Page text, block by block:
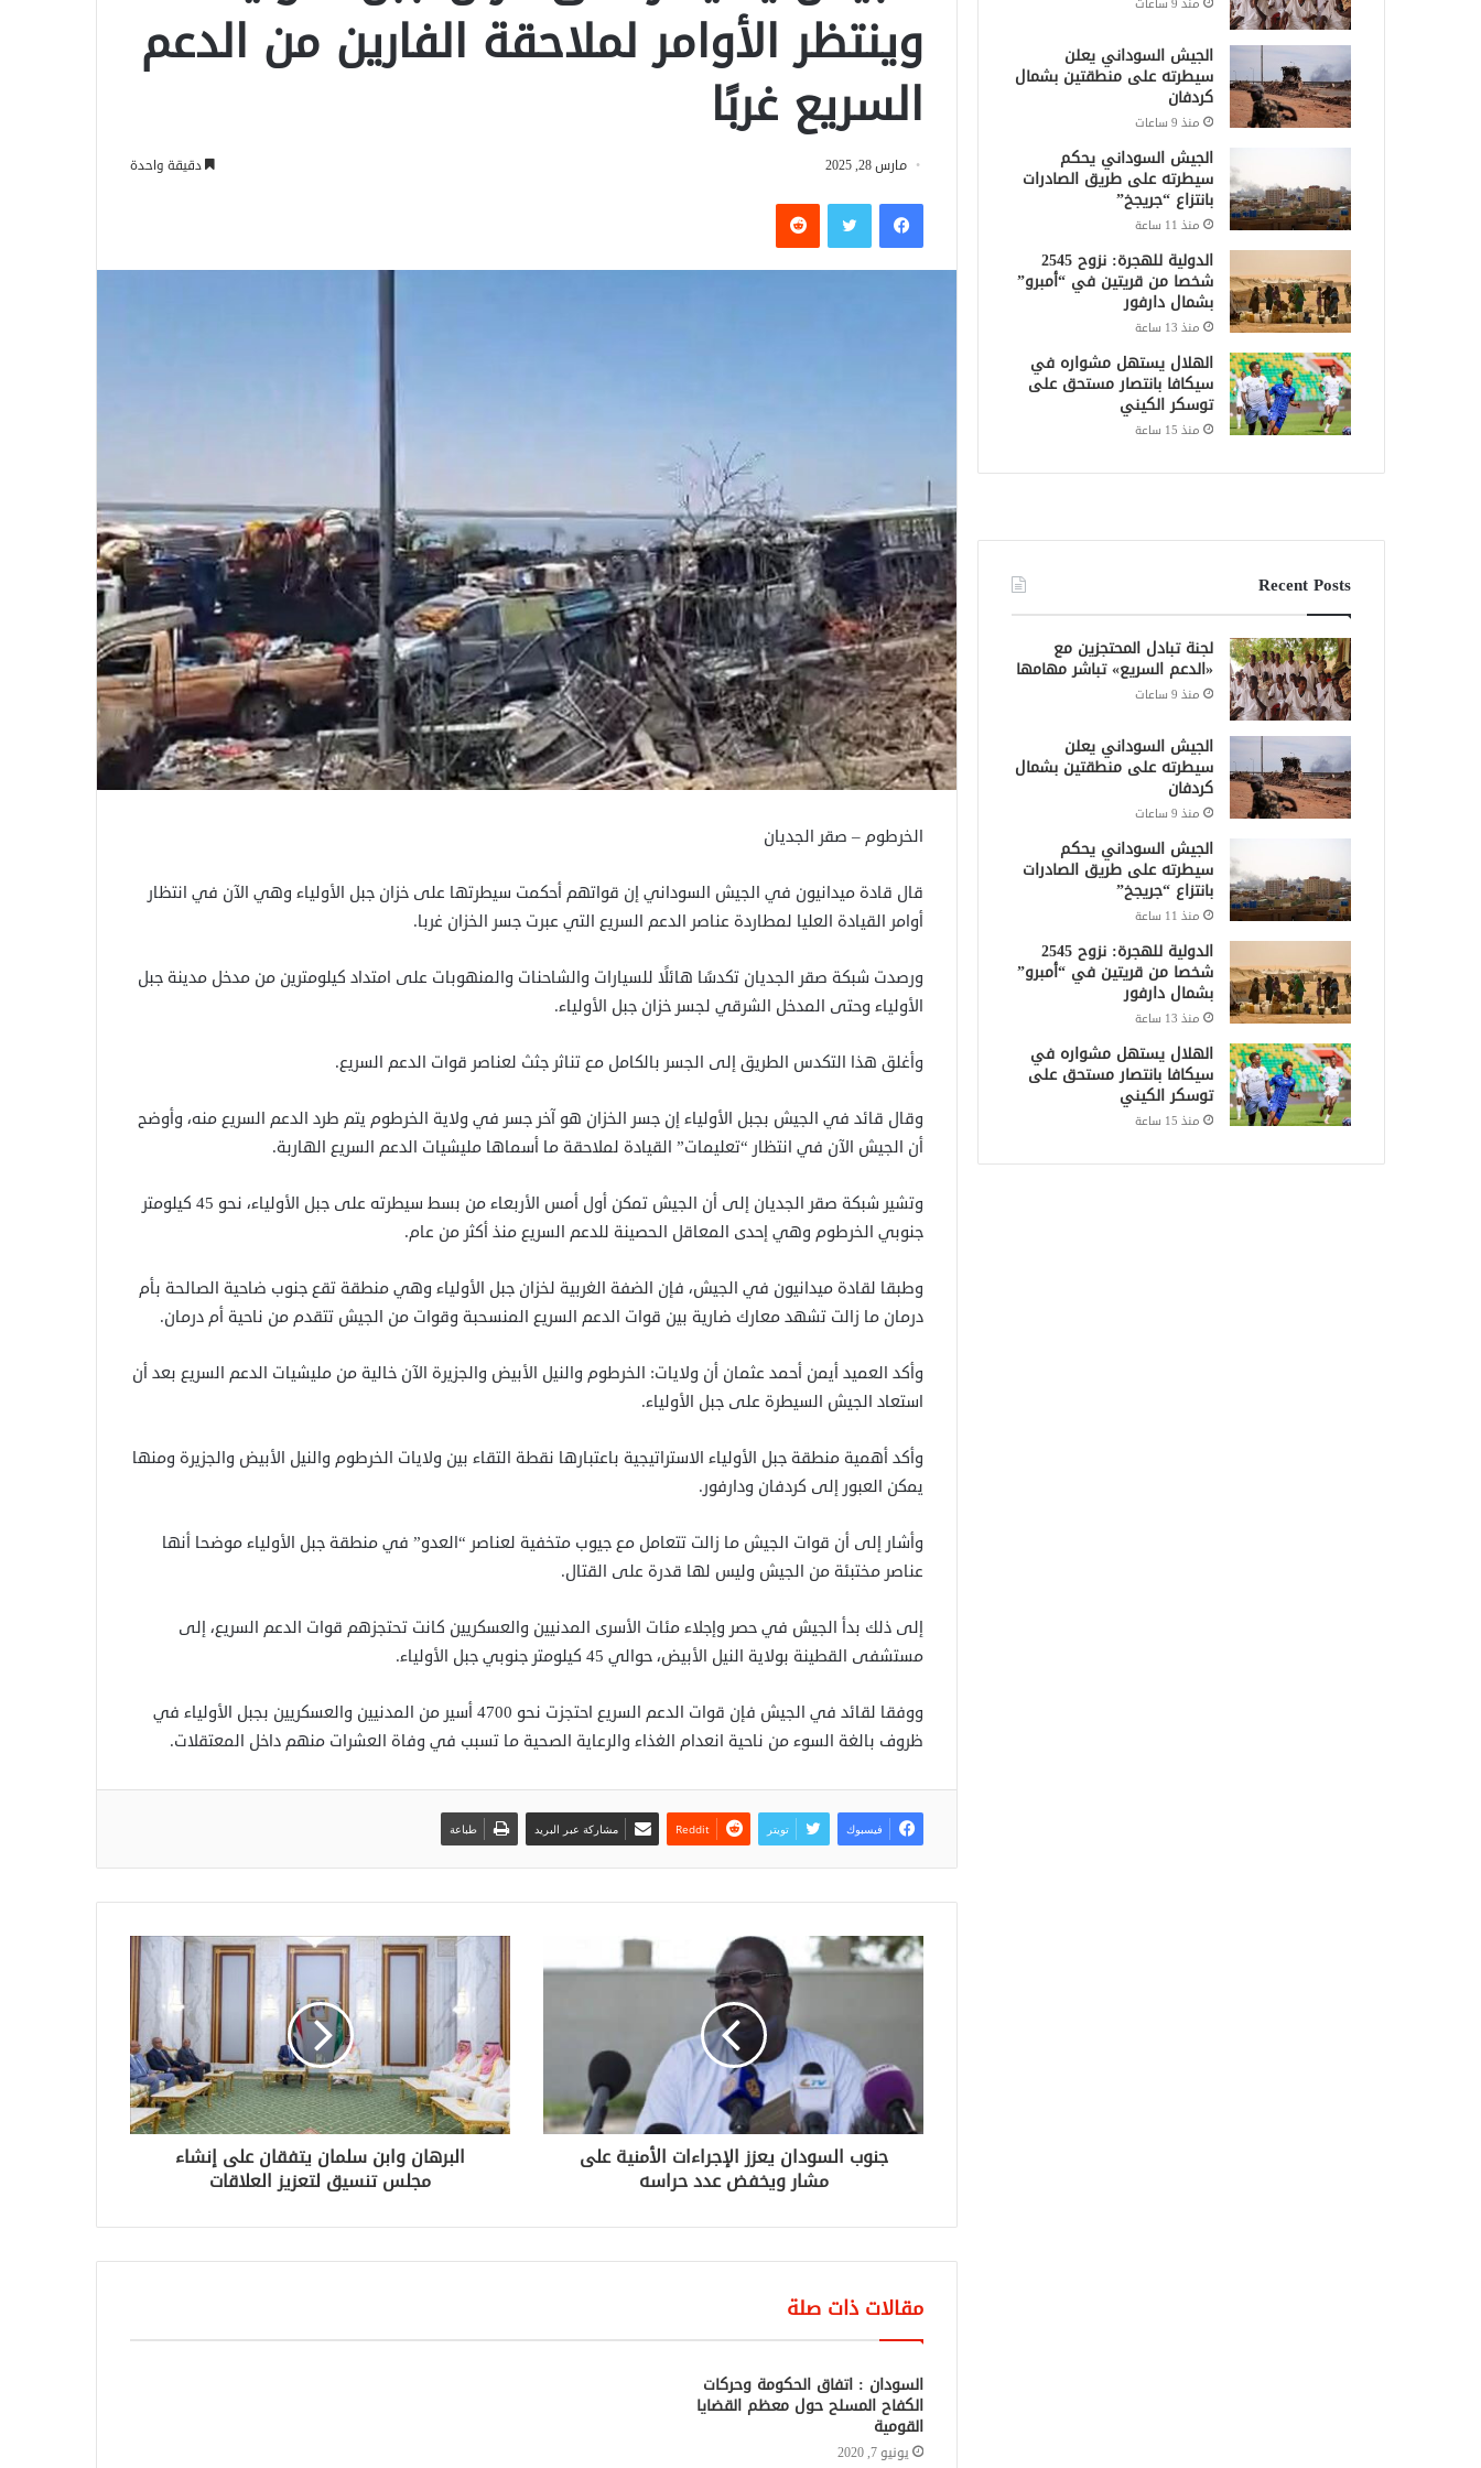
وينتظر الأوامر لملاحقة الفارين من الدعم
السريع غربًا
مارس 28, 2025 دقيقة واحدة
فيسبوكتويتر
الخرطوم – صقر الجديان
قال قادة ميدانيون في الجيش السوداني إن قواتهم أحكمت سيطرتها على خزان جبل الأولياء وهي الآن في انتظار
أوامر القيادة العليا لمطاردة عناصر الدعم السريع التي عبرت جسر الخزان غربا.
ورصدت شبكة صقر الجديان تكدسًا هائلًا للسيارات والشاحنات والمنهوبات على امتداد كيلومترين من مدخل مدينة جبل
الأولياء وحتى المدخل الشرقي لجسر خزان جبل الأولياء.
وأغلق هذا التكدس الطريق إلى الجسر بالكامل مع تناثر جثث لعناصر قوات الدعم السريع.
وقال قائد في الجيش بجبل الأولياء إن جسر الخزان هو آخر جسر في ولاية الخرطوم يتم طرد الدعم السريع منه، وأوضح
أن الجيش الآن في انتظار “تعليمات” القيادة لملاحقة ما أسماها مليشيات الدعم السريع الهاربة.
وتشير شبكة صقر الجديان إلى أن الجيش تمكن أول أمس الأربعاء من بسط سيطرته على جبل الأولياء، نحو 45 كيلومتر
جنوبي الخرطوم وهي إحدى المعاقل الحصينة للدعم السريع منذ أكثر من عام.
وطبقا لقادة ميدانيون في الجيش، فإن الضفة الغربية لخزان جبل الأولياء وهي منطقة تقع جنوب ضاحية الصالحة بأم
درمان ما زالت تشهد معارك ضارية بين قوات الدعم السريع المنسحبة وقوات من الجيش تتقدم من ناحية أم درمان.
وأكد العميد أيمن أحمد عثمان أن ولايات: الخرطوم والنيل الأبيض والجزيرة الآن خالية من مليشيات الدعم السريع بعد أن
استعاد الجيش السيطرة على جبل الأولياء.
وأكد أهمية منطقة جبل الأولياء الاستراتيجية باعتبارها نقطة التقاء بين ولايات الخرطوم والنيل الأبيض والجزيرة ومنها
يمكن العبور إلى كردفان ودارفور.
وأشار إلى أن قوات الجيش ما زالت تتعامل مع جيوب متخفية لعناصر “العدو” في منطقة جبل الأولياء موضحا أنها
عناصر مختبئة من الجيش وليس لها قدرة على القتال.
إلى ذلك بدأ الجيش في حصر وإجلاء مئات الأسرى المدنيين والعسكريين كانت تحتجزهم قوات الدعم السريع، إلى
مستشفى القطينة بولاية النيل الأبيض، حوالي 45 كيلومتر جنوبي جبل الأولياء.
ووفقا لقائد في الجيش فإن قوات الدعم السريع احتجزت نحو 4700 أسير من المدنيين والعسكريين بجبل الأولياء في
ظروف بالغة السوء من ناحية انعدام الغذاء والرعاية الصحية ما تسبب في وفاة العشرات منهم داخل المعتقلات.
فيسبوك تويتر مشاركة عبر البريد طباعة
جنوب السودان يعزز الإجراءات الأمنية على
مشار ويخفض عدد حراسه
البرهان وابن سلمان يتفقان على إنشاء
مجلس تنسيق لتعزيز العلاقات
مقالات ذات صلة
السودان : اتفاق الحكومة وحركات
الكفاح المسلح حول معظم القضايا
القومية
يونيو 7, 2020
منذ 9 ساعات
الجيش السوداني يعلن
سيطرته على منطقتين بشمال
كردفان
منذ 9 ساعات
الجيش السوداني يحكم
سيطرته على طريق الصادرات
بانتزاع “جريجخ”
منذ 11 ساعة
الدولية للهجرة: نزوح 2545
شخصا من قريتين في “أمبرو”
بشمال دارفور
منذ 13 ساعة
الهلال يستهل مشواره في
سيكافا بانتصار مستحق على
توسكر الكيني
منذ 15 ساعة
Recent Posts
لجنة تبادل المحتجزين مع
«الدعم السريع» تباشر مهامها
منذ 9 ساعات
الجيش السوداني يعلن
سيطرته على منطقتين بشمال
كردفان
منذ 9 ساعات
الجيش السوداني يحكم
سيطرته على طريق الصادرات
بانتزاع “جريجخ”
منذ 11 ساعة
الدولية للهجرة: نزوح 2545
شخصا من قريتين في “أمبرو”
بشمال دارفور
منذ 13 ساعة
الهلال يستهل مشواره في
سيكافا بانتصار مستحق على
توسكر الكيني
منذ 15 ساعة